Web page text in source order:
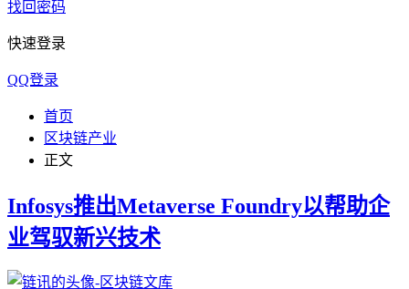
找回密码
快速登录
QQ登录
首页
区块链产业
正文
Infosys推出Metaverse Foundry以帮助企
业驾驭新兴技术